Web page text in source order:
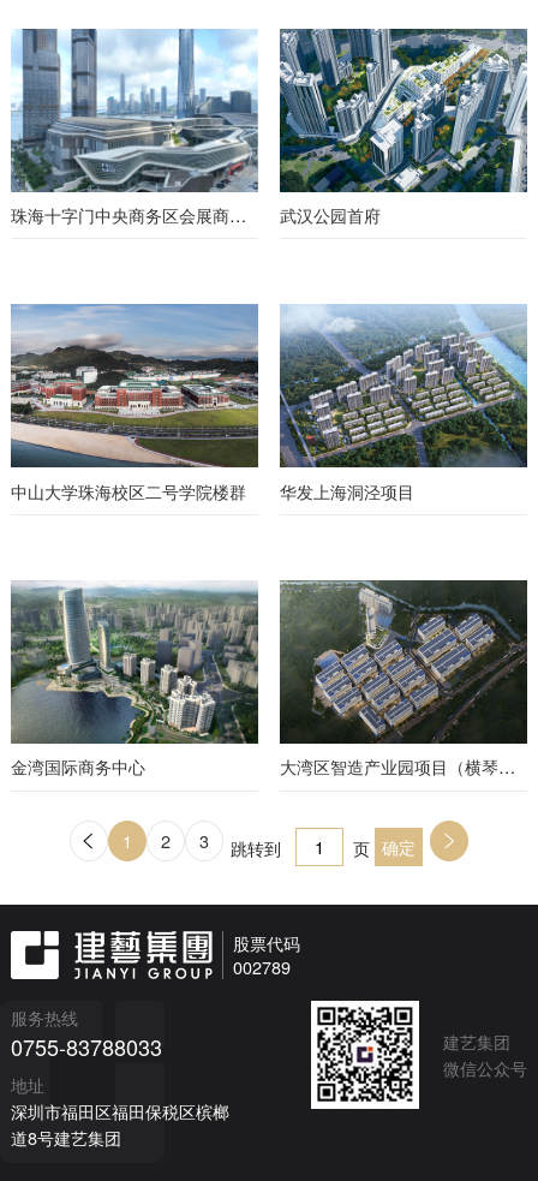
珠海十字门中央商务区会展商务组团一期工程 武汉公园首府
中山大学珠海校区二号学院楼群 华发上海洞泾项目
金湾国际商务中心 大湾区智造产业园项目（横琴粤澳深度合作区）
1 2 3 跳转到 页
下一页
股票代码
002789
服务热线
0755-83788033
地址
深圳市福田区福田保税区槟榔
道8号建艺集团
建艺集团
微信公众号